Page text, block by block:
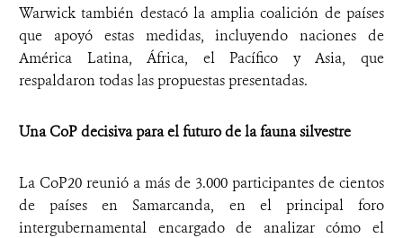
Warwick también destacó la amplia coalición de países
que apoyó estas medidas, incluyendo naciones de
América Latina, África, el Pacífico y Asia, que
respaldaron todas las propuestas presentadas.
Una CoP decisiva para el futuro de la fauna silvestre
La CoP20 reunió a más de 3.000 participantes de cientos
de países en Samarcanda, en el principal foro
intergubernamental encargado de analizar cómo el